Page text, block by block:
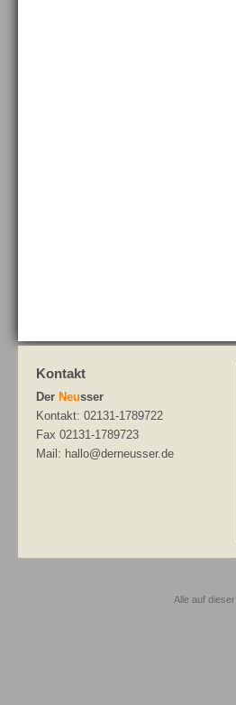
Kontakt
Der Neusser
Kontakt: 02131-1789722
Fax 02131-1789723
Mail: hallo@derneusser.de
Alle auf